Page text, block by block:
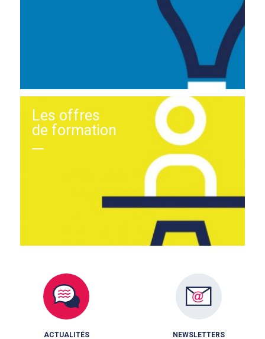
Les offres
de formation
ACTUALITÉS NEWSLETTERS